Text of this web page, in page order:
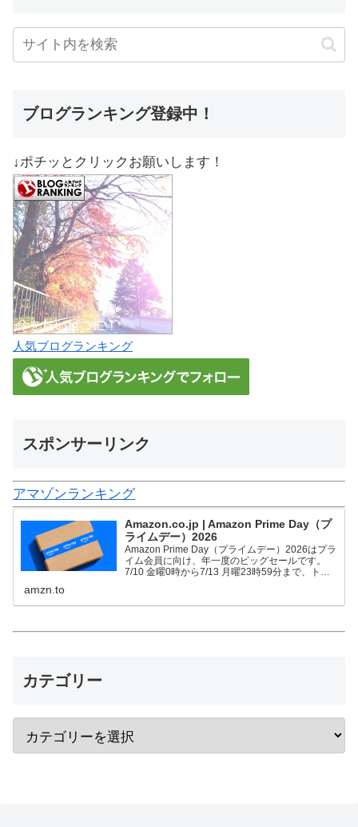
ブログランキング登録中！
↓ポチッとクリックお願いします！
人気ブログランキング
スポンサーリンク
アマゾンランキング
Amazon.co.jp | Amazon Prime Day（プ
ライムデー）2026
Amazon Prime Day（プライムデー）2026はプラ
イム会員に向け、年一度のビッグセールです。
7/10 金曜0時から7/13 月曜23時59分まで、トッ
amzn.to
カテゴリー